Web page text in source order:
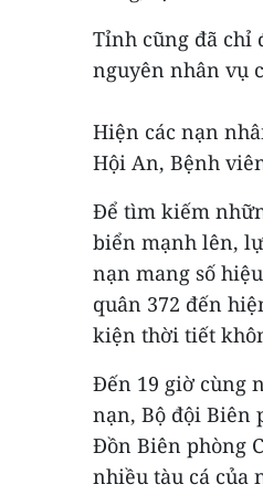
Tỉnh cũng đã chỉ
nguyên nhân vụ
Hiện các nạn
Hội An, Bệnh
Để tìm kiếm
biển mạnh lên,
nạn mang số
quân 372 đến
kiện thời tiết
Đến 19 giờ cùng
nạn, Bộ đội Biên
Đồn Biên phòng
nhiều tàu cá của